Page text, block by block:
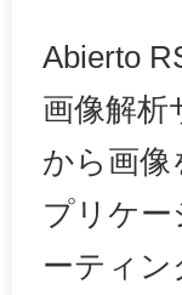
Abierto
画像解析
から画像
プリケー
ーティ